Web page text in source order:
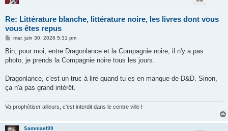
Re: Littérature blanche, littérature noire, les livres dont vous
vous êtes repus
M
s
a
mar. juin 30, 2026 5:31 pm
Bin, pour moi, entre Dragonlance et la Compagnie noire, il n'y a pas
photo, je prends la Compagnie noire tous les jours.
Dragonlance, c'est un truc à lire quand tu es en manque de D&D. Sinon,
ça n'a pas grand intérêt.
Va prophétiser ailleurs, c'est interdit dans le centre ville !
Sammael99